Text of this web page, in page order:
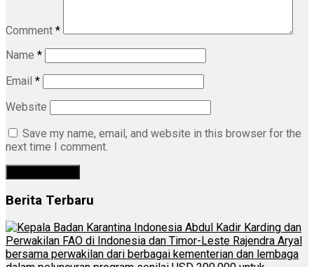
Comment *
Name *
Email *
Website
Save my name, email, and website in this browser for the
next time I comment.
Berita Terbaru